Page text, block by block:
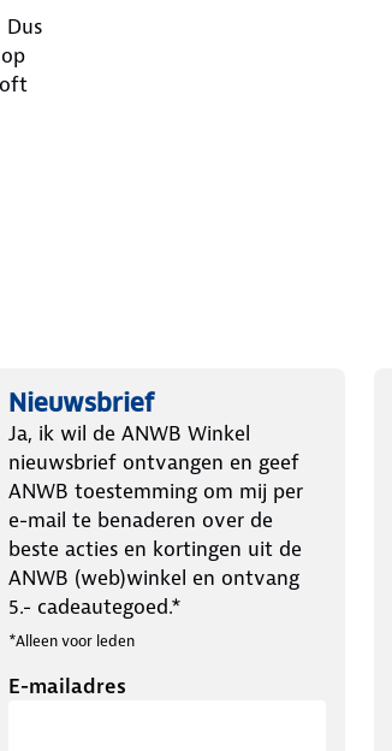
Nieuwsbrief
Ja, ik wil de ANWB Winkel
nieuwsbrief ontvangen en geef
ANWB toestemming om mij per
e-mail te benaderen over de
beste acties en kortingen uit de
ANWB (web)winkel en ontvang
5.- cadeautegoed.*
*Alleen voor leden
E-mailadres